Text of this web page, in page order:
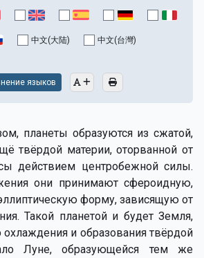
中文(大陆) 中文(台灣)
языков
планеты образуются из сжатой,
твёрдой материи, оторванной от
действием центробежной силы.
они принимают сфероидную,
форму, зависящую от
Такой планетой и будет Земля,
охлаждения и образования твёрдой
Луне, образующейся тем же